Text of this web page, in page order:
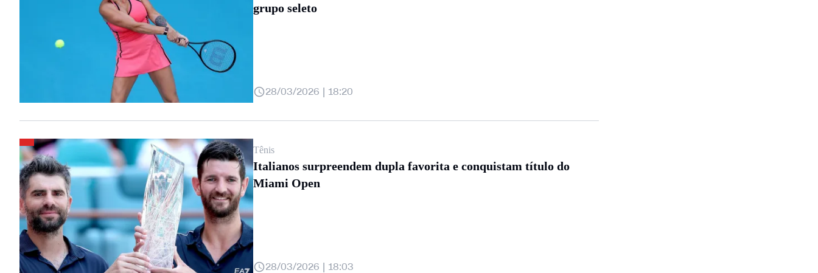
grupo seleto
28/03/2026 | 18:20
Tênis
Italianos surpreendem dupla favorita e conquistam título do
Miami Open
28/03/2026 | 18:03